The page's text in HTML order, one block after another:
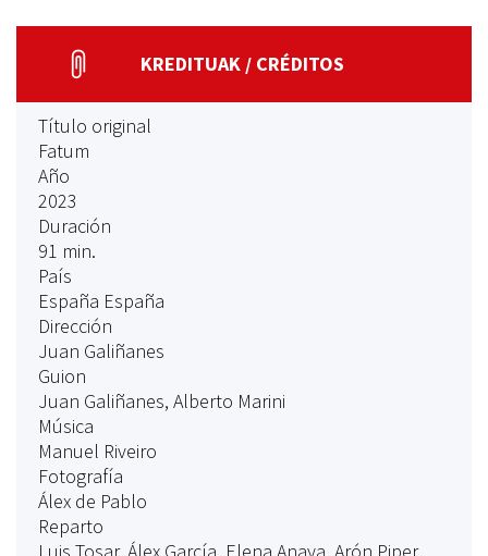
KREDITUAK / CRÉDITOS
Título original
Fatum
Año
2023
Duración
91 min.
País
España España
Dirección
Juan Galiñanes
Guion
Juan Galiñanes, Alberto Marini
Música
Manuel Riveiro
Fotografía
Álex de Pablo
Reparto